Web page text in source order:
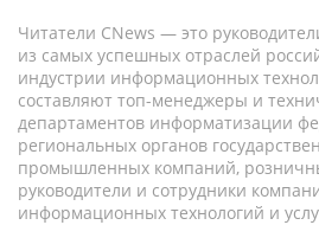
Читатели CNews — это
из самых успешных отраслей
индустрии информационных
составляют топ-менеджеры и
департаментов информатизации
региональных органов
промышленных компаний,
руководители и сотрудники
информационных технологий и